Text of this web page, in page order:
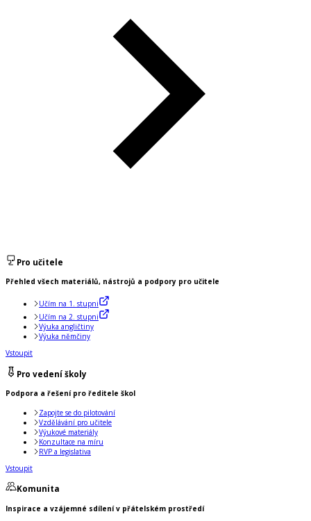
Pro učitele
Přehled všech materiálů, nástrojů a podpory pro učitele
Učím na 1. stupni
Učím na 2. stupni
Výuka angličtiny
Výuka němčiny
Vstoupit
Pro vedení školy
Podpora a řešení pro ředitele škol
Zapojte se do pilotování
Vzdělávání pro učitele
Výukové materiály
Konzultace na míru
RVP a legislativa
Vstoupit
Komunita
Inspirace a vzájemné sdílení v přátelském prostředí